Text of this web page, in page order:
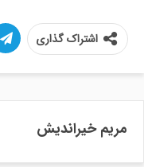
اشتراک گذاری
مریم خیراندیش